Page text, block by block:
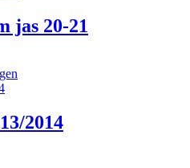
jas 20-21
2014